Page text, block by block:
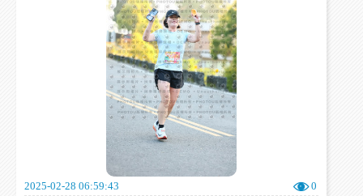
2025-02-28 06:59:43 0